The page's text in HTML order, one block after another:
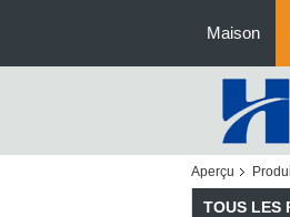
Maison
Aperçu
TOUS LES